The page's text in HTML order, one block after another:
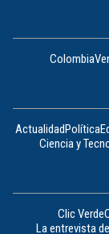
Colombia
ActualidadPolítica
Ciencia y
Clic Verde
La entrevista